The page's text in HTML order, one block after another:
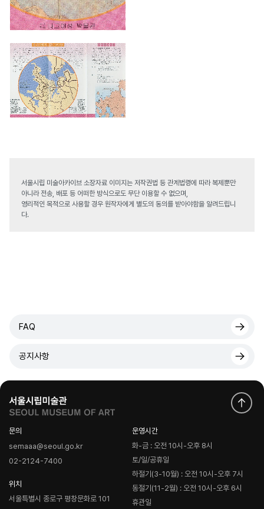
서울시립 미술아카이브 소장자료 이미지는 저작권법 등 관계법령에 따라 복제뿐만
아니라 전송, 배포 등 어떠한 방식으로도 무단 이용할 수 없으며,
영리적인 목적으로 사용할 경우 원작자에게 별도의 동의를 받아야함을 알려드립니
다.
FAQ
공지사항
문의
semaaa@seoul.go.kr
02-2124-7400
위치
서울특별시 종로구 평창문화로 101
운영시간
화-금 : 오전 10시-오후 8시
토/일/공휴일
하절기(3-10월) : 오전 10시-오후 7시
동절기(11-2월) : 오전 10시-오후 6시
휴관일